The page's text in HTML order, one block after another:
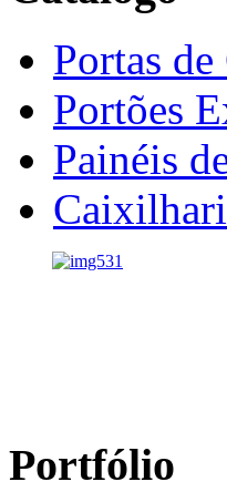
Portas
Portões
Painéis
Portfólio